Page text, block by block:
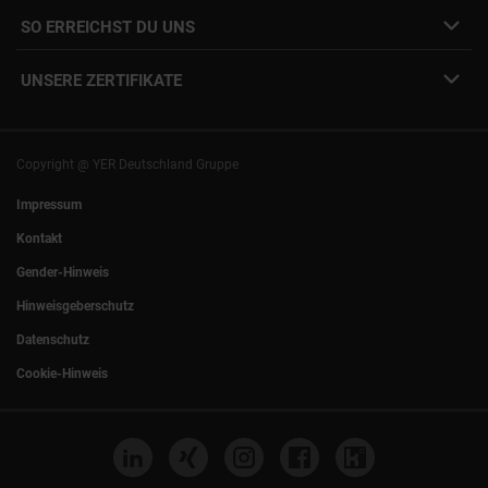
Unsere Standorte
Presse
SO ERREICHST DU UNS
+49 (0)89 540210-0
Rostock| Berlin
UNSERE ZERTIFIKATE
Copyright @ YER Deutschland Gruppe
Impressum
Kontakt
Gender-Hinweis
Hinweisgeberschutz
Datenschutz
Cookie-Hinweis